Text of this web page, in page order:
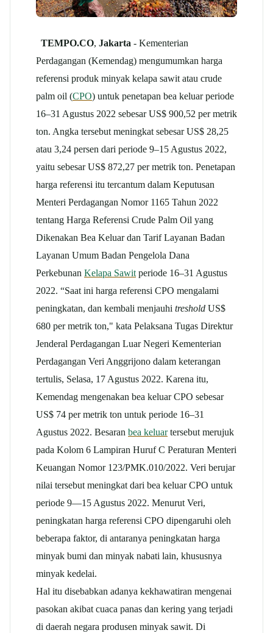
TEMPO.CO, Jakarta - Kementerian
Perdagangan (Kemendag) mengumumkan harga
referensi produk minyak kelapa sawit atau crude
palm oil (CPO) untuk penetapan bea keluar periode
16–31 Agustus 2022 sebesar US$ 900,52 per metrik
ton. Angka tersebut meningkat sebesar US$ 28,25
atau 3,24 persen dari periode 9–15 Agustus 2022,
yaitu sebesar US$ 872,27 per metrik ton. Penetapan
harga referensi itu tercantum dalam Keputusan
Menteri Perdagangan Nomor 1165 Tahun 2022
tentang Harga Referensi Crude Palm Oil yang
Dikenakan Bea Keluar dan Tarif Layanan Badan
Layanan Umum Badan Pengelola Dana
Perkebunan Kelapa Sawit periode 16–31 Agustus
2022. “Saat ini harga referensi CPO mengalami
peningkatan, dan kembali menjauhi treshold US$
680 per metrik ton," kata Pelaksana Tugas Direktur
Jenderal Perdagangan Luar Negeri Kementerian
Perdagangan Veri Anggrijono dalam keterangan
tertulis, Selasa, 17 Agustus 2022. Karena itu,
Kemendag mengenakan bea keluar CPO sebesar
US$ 74 per metrik ton untuk periode 16–31
Agustus 2022. Besaran bea keluartersebut merujuk
pada Kolom 6 Lampiran Huruf C Peraturan Menteri
Keuangan Nomor 123/PMK.010/2022. Veri berujar
nilai tersebut meningkat dari bea keluar CPO untuk
periode 9—15 Agustus 2022. Menurut Veri,
peningkatan harga referensi CPO dipengaruhi oleh
beberapa faktor, di antaranya peningkatan harga
minyak bumi dan minyak nabati lain, khususnya
minyak kedelai.
Hal itu disebabkan adanya kekhawatiran mengenai
pasokan akibat cuaca panas dan kering yang terjadi
di daerah negara produsen minyak sawit. Di